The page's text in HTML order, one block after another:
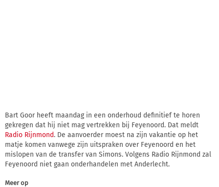
Bart Goor heeft maandag in een onderhoud definitief te horen
gekregen dat hij niet mag vertrekken bij Feyenoord. Dat meldt
Radio Rijnmond. De aanvoerder moest na zijn vakantie op het
matje komen vanwege zijn uitspraken over Feyenoord en het
mislopen van de transfer van Simons. Volgens Radio Rijnmond zal
Feyenoord niet gaan onderhandelen met Anderlecht.
Meer op